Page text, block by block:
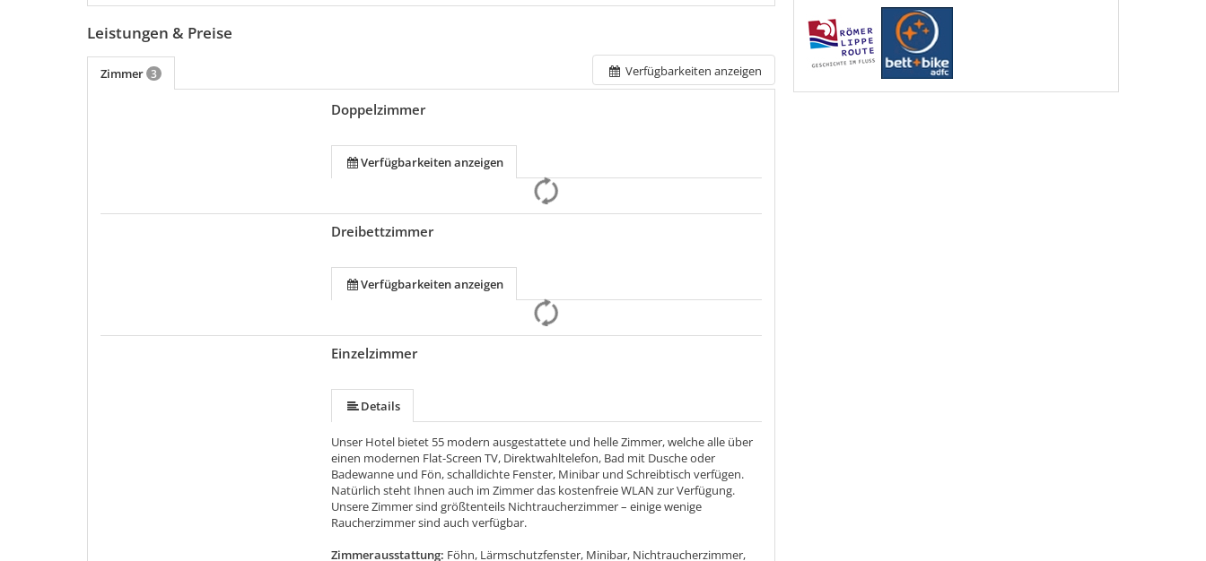
Verfügbarkeiten anzeigen
Leistungen & Preise
Zimmer 3
Doppelzimmer
Verfügbarkeiten anzeigen
Dreibettzimmer
Verfügbarkeiten anzeigen
Einzelzimmer
Details
Unser Hotel bietet 55 modern ausgestattete und helle Zimmer, welche alle über
einen modernen Flat-Screen TV, Direktwahltelefon, Bad mit Dusche oder
Badewanne und Fön, schalldichte Fenster, Minibar und Schreibtisch verfügen.
Natürlich steht Ihnen auch im Zimmer das kostenfreie WLAN zur Verfügung.
Unsere Zimmer sind größtenteils Nichtraucherzimmer – einige wenige
Raucherzimmer sind auch verfügbar.
Zimmerausstattung: Föhn, Lärmschutzfenster, Minibar, Nichtraucherzimmer,